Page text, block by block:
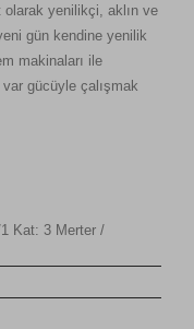
yenilikçi, aklın ve
gün kendine yenilik
makinaları ile
gücüyle çalışmak
Kat: 3 Merter /